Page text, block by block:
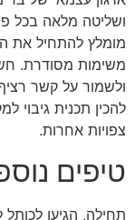
ושליטה מלאה בכל
מומלץ להתחיל את
משימות מסודרת.
ולשמור על קשר
להכין תכנית גיבוי
צפויות אחרות.
טיפים
תחילה, הגיעו